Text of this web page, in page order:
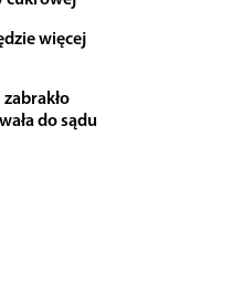
więcej
do sądu